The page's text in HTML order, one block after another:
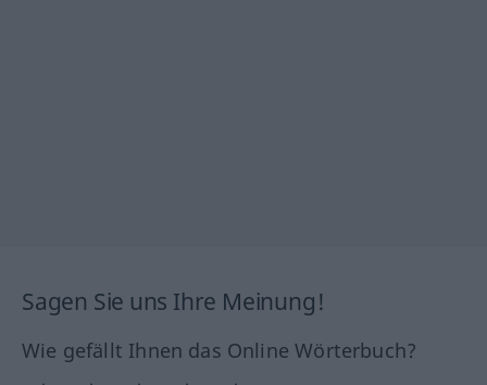
Sagen Sie uns Ihre Meinung!
Wie gefällt Ihnen das Online Wörterbuch?